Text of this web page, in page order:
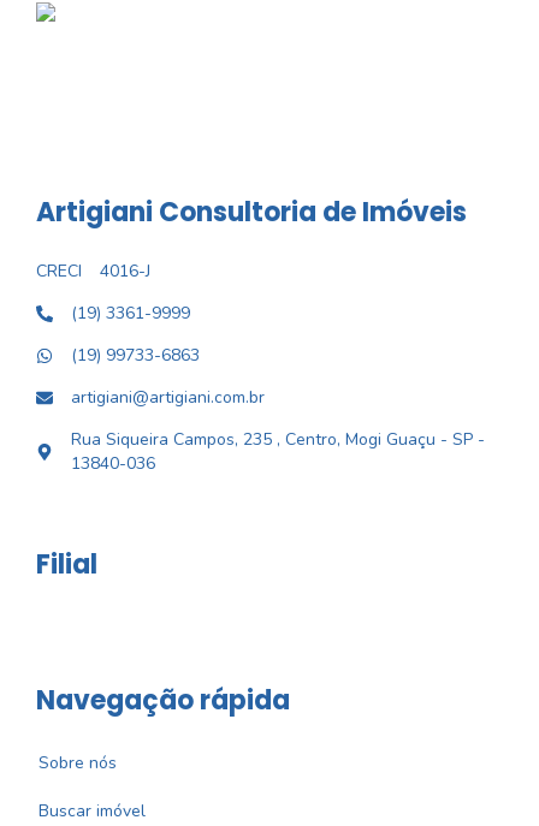
Artigiani Consultoria de Imóveis
CRECI
4016-J
(19) 3361-9999
(19) 99733-6863
artigiani@artigiani.com.br
Rua Siqueira Campos, 235 , Centro, Mogi Guaçu - SP -
13840-036
Filial
Navegação rápida
Sobre nós
Buscar imóvel